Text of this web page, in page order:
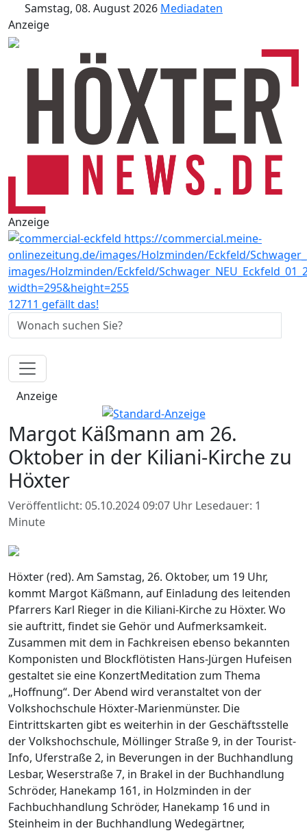
Samstag, 08. August 2026 Mediadaten
Anzeige
Anzeige
12711 gefällt das!
Anzeige
Margot Käßmann am 26.
Oktober in der Kiliani-Kirche zu
Höxter
Veröffentlicht: 05.10.2024 09:07 Uhr Lesedauer: 1
Minute
Höxter (red). Am Samstag, 26. Oktober, um 19 Uhr,
kommt Margot Käßmann, auf Einladung des leitenden
Pfarrers Karl Rieger in die Kiliani-Kirche zu Höxter. Wo
sie auftritt, findet sie Gehör und Aufmerksamkeit.
Zusammen mit dem in Fachkreisen ebenso bekannten
Komponisten und Blockflötisten Hans-Jürgen Hufeisen
gestaltet sie eine KonzertMeditation zum Thema
„Hoffnung“. Der Abend wird veranstaltet von der
Volkshochschule Höxter-Marienmünster. Die
Eintrittskarten gibt es weiterhin in der Geschäftsstelle
der Volkshochschule, Möllinger Straße 9, in der Tourist-
Info, Uferstraße 2, in Beverungen in der Buchhandlung
Lesbar, Weserstraße 7, in Brakel in der Buchhandlung
Schröder, Hanekamp 161, in Holzminden in der
Fachbuchhandlung Schröder, Hanekamp 16 und in
Steinheim in der Buchhandlung Wedegärtner,